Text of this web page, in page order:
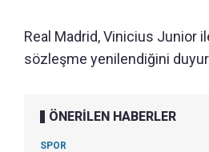
Real Madrid, Vinicius Junior
sözleşme yenilendiğini
ÖNERİLEN HABERLER
SPOR